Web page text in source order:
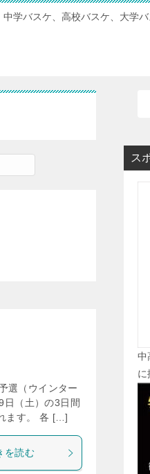
学バスケ、高校バスケ、大学
選（ウインター
（土）の3日間
ます。 各 […]
を読む
ス
中
に